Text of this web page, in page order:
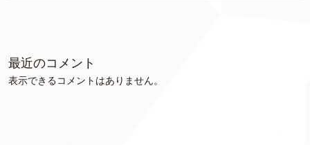
最近のコメント
表示できるコメントはありません。